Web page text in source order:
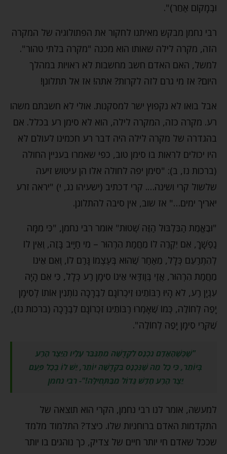
וּבְמָקוֹם אַחֵר)".
רבי נחמן מבקש מאיתנו לחקור את הפתולוגיה של המקרה
הזה, מקרה לילה שאותו הוא מכנה "מקרה בלתי טהור".
למשל, האם האדם חשב מחשבות לא ראויות במהלך
היום? אז מי גרם לזה לקרות? אתה! אז אל תתלונן!
אבל בואו לא נקפוץ ישר למסקנות. אולי לא חשבתם משהו
רע. מקרה כזה, המקרה לילה, הוא לא סימן רע בכלל. אם
בהגדרה של מקרה לילה היה דבר רע חכמינו לעולם לא
היו יכולים לראות בו סימן טוב, כפי שאמרו בעניין החולה
(ברכות נז, ב): "סימן יפה לחולה אלו הן עיטוש זיעה
שלשול קרי ושינה…. קרי דכתיב (ישעיהו נג, י) "יראה זרע
יאריך ימים…" אז שוב, אין סיבה להתלונן.
"וּבֶאֱמֶת הַבִּלְבּוּל הַזֶּה שְׁטוּת" אומר רבי נחמן, "כִּי מִמָּה
נַפְשָׁךְ, אִם יִקְרֶה לוֹ מֵחֲמַת הִרְהוּר – מִי חַיָיּב בָּזֶה, וְאֵין לוֹ
לְהִתְרַעֵם כְּלָל, מֵאַחַר שֶׁהוּא בְּעַצְמוֹ גָּרַם לוֹ, וְאִם אֵינוֹ
מֵחֲמַת הִרְהוּר, אֲזַי בְּוַודַּאי אֵינוֹ סִימָן רַע כְּלָל, כִּי אִם הָיָה
עִנְיָן רַע, לֹא הָיוּ רַבּוֹתֵינוּ זִיכְרוֹנָם לִבְרָכָה נוֹתְנִין אוֹתוֹ לְסִימָן
יָפֶה לְחוֹלֶה, כְּמוֹ שֶׁאָמְרוּ רַבּוֹתֵינוּ זִכְרוֹנָם לִבְרָכָה (ברכות נז),
שֶׁקֶּרִי סִימָן יָפֶה לְחוֹלֶה".
"שֶׁכְּשֶׁהָאָדָם נִכְנָס לִקְדֻשָּׁה מִתְגַּבֵּר עָלָיו הַיֵּצֶר הָרָע
בְּיוֹתֵר, כִּי כָל מַה שֶּׁנִּכְנָס בִּקְדֻשָּׁה יוֹתֵר, יֵשׁ לוֹ בְכָל פַּעַם
יֵצֶר הָרָע חָדָשׁ גָּדוֹל מִבַּתְּחִילָּה!"- רבי נחמן
למעשה, אומר לנו רבי נחמן, הקרי הוא תוצאה של
התקדמות האדם ברוחניות שלו. כיצד? התלמוד מלמד
שככל שאדם חי יותר חיים של צדיק, כך נוהגים בו יותר